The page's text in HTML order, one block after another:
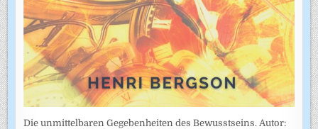
Die unmittelbaren Gegebenheiten des Bewusstseins. Autor: